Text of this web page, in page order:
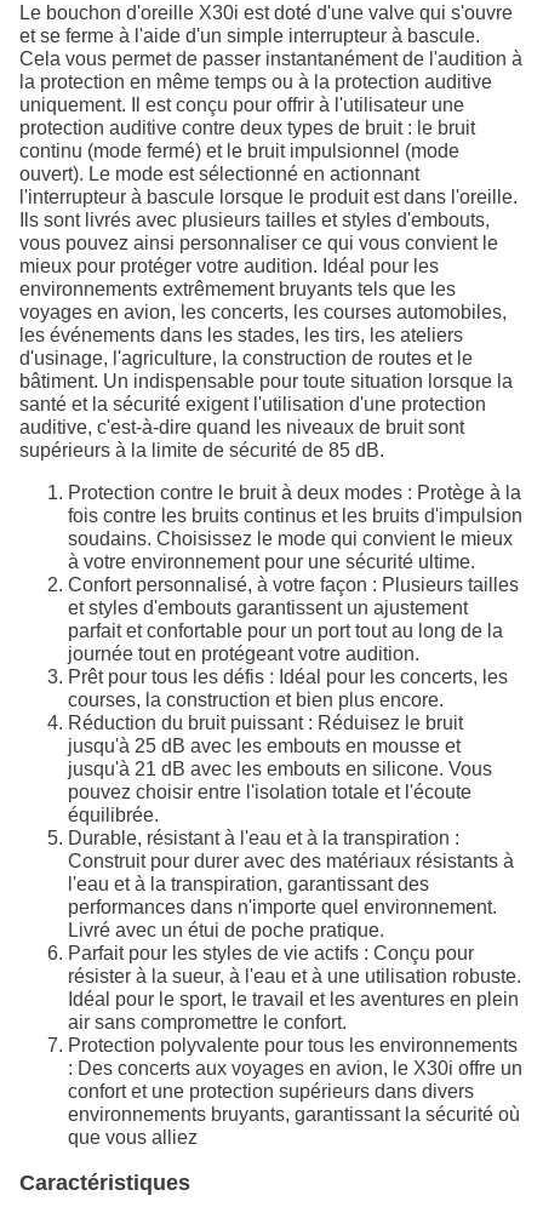
Le bouchon d'oreille X30i est doté d'une valve qui s'ouvre
et se ferme à l'aide d'un simple interrupteur à bascule.
Cela vous permet de passer instantanément de l'audition à
la protection en même temps ou à la protection auditive
uniquement. Il est conçu pour offrir à l'utilisateur une
protection auditive contre deux types de bruit : le bruit
continu (mode fermé) et le bruit impulsionnel (mode
ouvert). Le mode est sélectionné en actionnant
l'interrupteur à bascule lorsque le produit est dans l'oreille.
Ils sont livrés avec plusieurs tailles et styles d'embouts,
vous pouvez ainsi personnaliser ce qui vous convient le
mieux pour protéger votre audition. Idéal pour les
environnements extrêmement bruyants tels que les
voyages en avion, les concerts, les courses automobiles,
les événements dans les stades, les tirs, les ateliers
d'usinage, l'agriculture, la construction de routes et le
bâtiment. Un indispensable pour toute situation lorsque la
santé et la sécurité exigent l'utilisation d'une protection
auditive, c'est-à-dire quand les niveaux de bruit sont
supérieurs à la limite de sécurité de 85 dB.
Protection contre le bruit à deux modes : Protège à la
fois contre les bruits continus et les bruits d'impulsion
soudains. Choisissez le mode qui convient le mieux
à votre environnement pour une sécurité ultime.
Confort personnalisé, à votre façon : Plusieurs tailles
et styles d'embouts garantissent un ajustement
parfait et confortable pour un port tout au long de la
journée tout en protégeant votre audition.
Prêt pour tous les défis : Idéal pour les concerts, les
courses, la construction et bien plus encore.
Réduction du bruit puissant : Réduisez le bruit
jusqu'à 25 dB avec les embouts en mousse et
jusqu'à 21 dB avec les embouts en silicone. Vous
pouvez choisir entre l'isolation totale et l'écoute
équilibrée.
Durable, résistant à l'eau et à la transpiration :
Construit pour durer avec des matériaux résistants à
l'eau et à la transpiration, garantissant des
performances dans n'importe quel environnement.
Livré avec un étui de poche pratique.
Parfait pour les styles de vie actifs : Conçu pour
résister à la sueur, à l'eau et à une utilisation robuste.
Idéal pour le sport, le travail et les aventures en plein
air sans compromettre le confort.
Protection polyvalente pour tous les environnements
: Des concerts aux voyages en avion, le X30i offre un
confort et une protection supérieurs dans divers
environnements bruyants, garantissant la sécurité où
que vous alliez
Caractéristiques